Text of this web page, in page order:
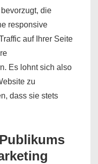
die
responsive
auf Ihrer Seite
Es lohnt sich also
zu
dass sie stets